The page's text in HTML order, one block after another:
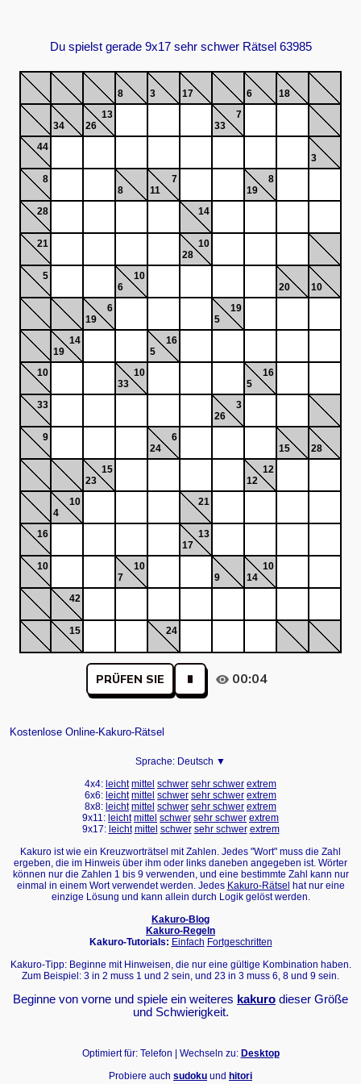
Du spielst gerade 9x17 sehr schwer Rätsel 63985
8 3 17 6 18
34
13
26
7
33
44
3
8
8
7
11
8
19
28
14
21
10
28
5
10
6
20
10
6
19
19
5
14
19
16
5
10
10
33
16
5
33
3
26
9
6
24
15
28
15
23
12
12
10
4
21
16
13
17
10
10
7
9
10
14
42
15 24
PRÜFEN SIE 00:04
Kostenlose Online-Kakuro-Rätsel
Sprache: Deutsch ▼
4x4: leicht mittel schwer sehr schwer extrem
6x6: leicht mittel schwer sehr schwer extrem
8x8: leicht mittel schwer sehr schwer extrem
9x11: leicht mittel schwer sehr schwer extrem
9x17: leicht mittel schwer sehr schwer extrem
Kakuro ist wie ein Kreuzworträtsel mit Zahlen. Jedes "Wort" muss die Zahl
ergeben, die im Hinweis über ihm oder links daneben angegeben ist. Wörter
können nur die Zahlen 1 bis 9 verwenden, und eine bestimmte Zahl kann nur
einmal in einem Wort verwendet werden. Jedes Kakuro-Rätsel hat nur eine
einzige Lösung und kann allein durch Logik gelöst werden.
Kakuro-Blog
Kakuro-Regeln
Kakuro-Tutorials: Einfach Fortgeschritten
Kakuro-Tipp: Beginne mit Hinweisen, die nur eine gültige Kombination haben.
Zum Beispiel: 3 in 2 muss 1 und 2 sein, und 23 in 3 muss 6, 8 und 9 sein.
Beginne von vorne und spiele ein weiteres kakuro dieser Größe
und Schwierigkeit.
Optimiert für: Telefon | Wechseln zu: Desktop
Probiere auch sudoku und hitori